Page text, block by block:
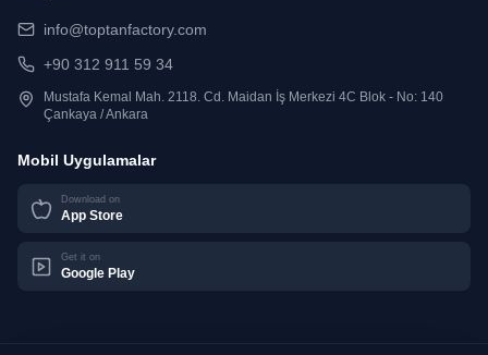
info@toptanfactory.com
+90 312 911 59 34
Mustafa Kemal Mah. 2118. Cd. Maidan İş Merkezi 4C Blok - No: 140
Çankaya / Ankara
Mobil Uygulamalar
Download on
App Store
Get it on
Google Play